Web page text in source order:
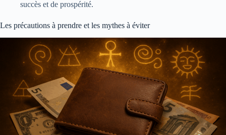
succès et de prospérité.
Les précautions à prendre et les mythes à éviter